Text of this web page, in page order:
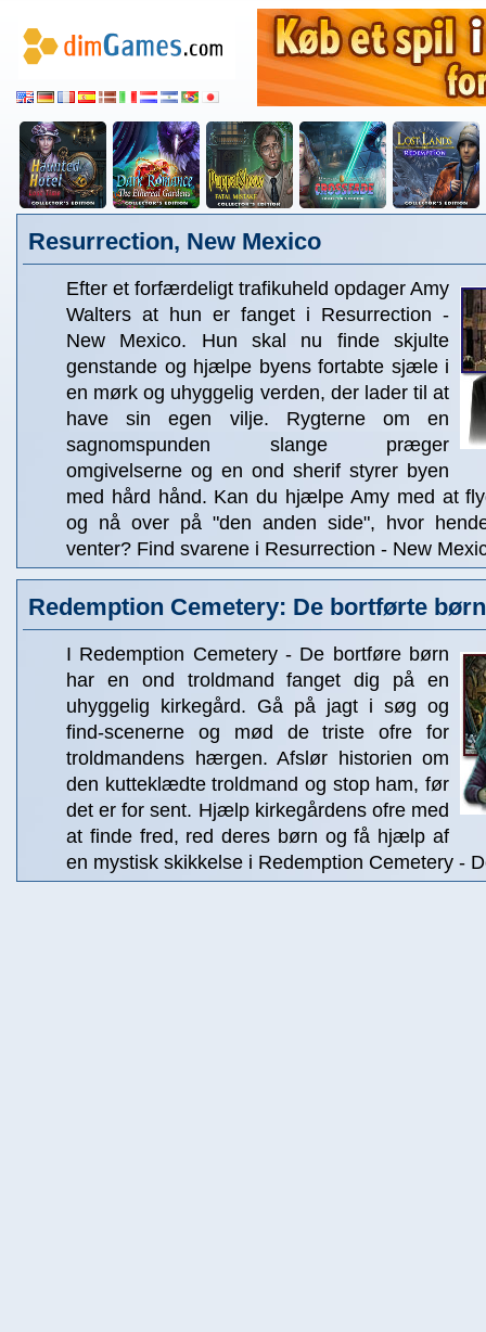
Resurrection, New Mexico
Efter et forfærdeligt trafikuheld opdager Amy
Walters at hun er fanget i Resurrection -
New Mexico. Hun skal nu finde skjulte
genstande og hjælpe byens fortabte sjæle i
en mørk og uhyggelig verden, der lader til at
have sin egen vilje. Rygterne om en
sagnomspunden slange præger
omgivelserne og en ond sherif styrer byen
med hård hånd. Kan du hjælpe Amy med at
og nå over på "den anden side", hvor
venter? Find svarene i Resurrection - New
Redemption Cemetery: De bortførte børn
I Redemption Cemetery - De bortføre børn
har en ond troldmand fanget dig på en
uhyggelig kirkegård. Gå på jagt i søg og
find-scenerne og mød de triste ofre for
troldmandens hærgen. Afslør historien om
den kutteklædte troldmand og stop ham, før
det er for sent. Hjælp kirkegårdens ofre med
at finde fred, red deres børn og få hjælp af
en mystisk skikkelse i Redemption Cemetery -